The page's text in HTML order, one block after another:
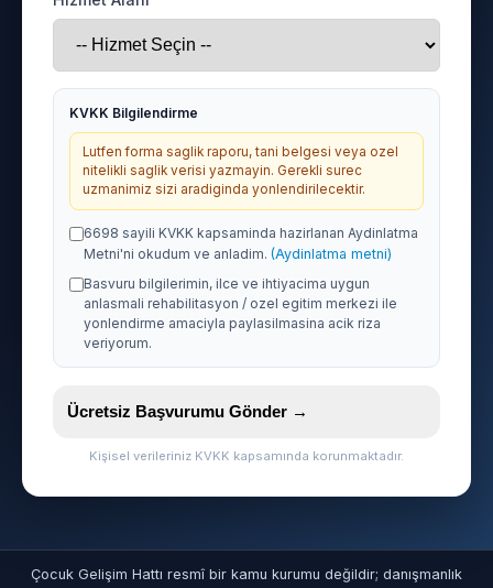
KVKK Bilgilendirme
Lutfen forma saglik raporu, tani belgesi veya ozel
nitelikli saglik verisi yazmayin. Gerekli surec
uzmanimiz sizi aradiginda yonlendirilecektir.
6698 sayili KVKK kapsaminda hazirlanan Aydinlatma
Metni'ni okudum ve anladim. (Aydinlatma metni)
Basvuru bilgilerimin, ilce ve ihtiyacima uygun
anlasmali rehabilitasyon / ozel egitim merkezi ile
yonlendirme amaciyla paylasilmasina acik riza
veriyorum.
Ücretsiz Başvurumu Gönder →
Kişisel verileriniz KVKK kapsamında korunmaktadır.
Çocuk Gelişim Hattı resmî bir kamu kurumu değildir; danışmanlık